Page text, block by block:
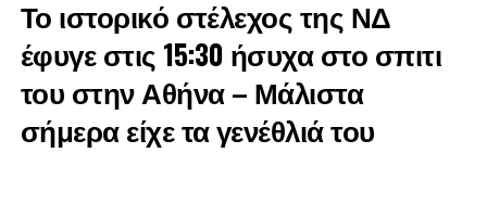
Το ιστορικό στέλεχος της ΝΔ
έφυγε στις 15:30 ήσυχα στο σπιτι
του στην Αθήνα – Μάλιστα
σήμερα είχε τα γενέθλιά του